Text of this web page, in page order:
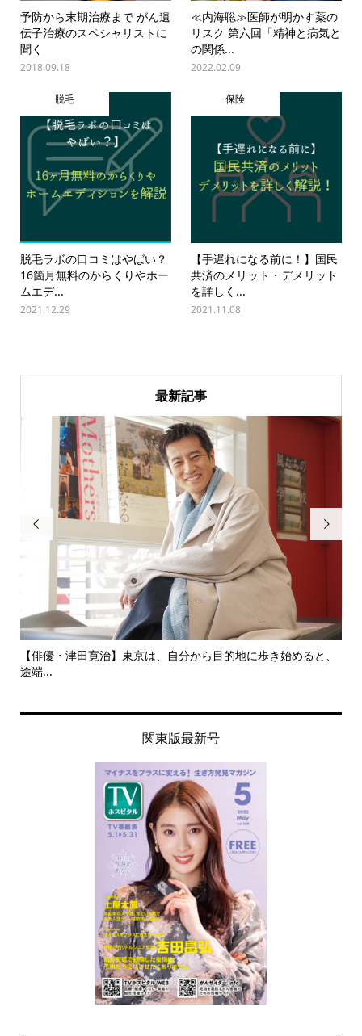
予防から末期治療まで がん遺
伝子治療のスペシャリストに
聞く
2018.09.18
≪内海聡≫医師が明かす薬の
リスク 第六回「精神と病気と
の関係...
2022.02.09
脱毛
脱毛ラボの口コミはやばい？
16箇月無料のからくりやホー
ムエデ...
2021.12.29
保険
【手遅れになる前に！】国民
共済のメリット・デメリット
を詳しく...
2021.11.08
最新記事

【俳優・津田寛治】東京は、自分から目的地に歩き始めると、
途端...

関東版最新号